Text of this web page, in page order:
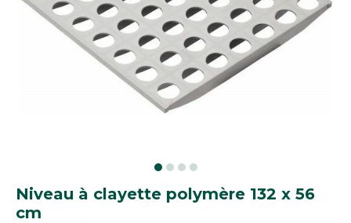
Niveau à clayette polymère 132 x 56
cm